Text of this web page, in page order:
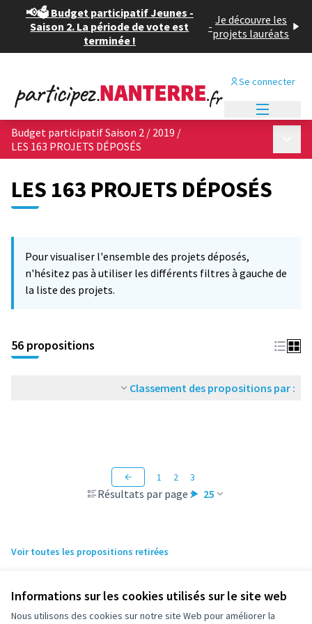
Informations sur les cookies utilisés sur le site web
Nous utilisons des cookies sur notre site Web pour améliorer la
📢🗳️ Budget participatif Jeunes -
Saison 2. La période de vote est
terminée !
- Je découvre les
projets lauréats
Se connecter
Budget participatif Saison 2 / 2019 /
LES 163 PROJETS DÉPOSÉS
LES 163 PROJETS DÉPOSÉS
Passer la carte
−
Pour visualiser l'ensemble des projets déposés,
n'hésitez pas à utiliser les différents filtres à gauche de
la liste des projets.
56 propositions
Classement des propositions par :
Résultats par page : 25
1 2 3
Voir toutes les propositions retirées